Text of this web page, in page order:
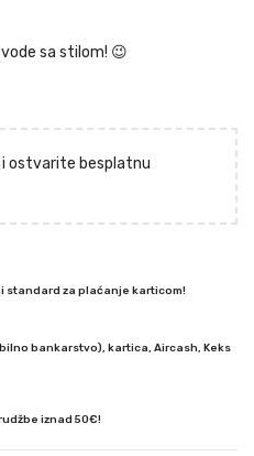
sa stilom! 😉
i ostvarite besplatnu
standard za plaćanje karticom!
bankarstvo), kartica, Aircash, Keks
iznad 50€!